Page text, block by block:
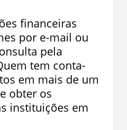
financeiras
por e-mail ou
pela
tem conta-
em mais de um
obter os
instituições em